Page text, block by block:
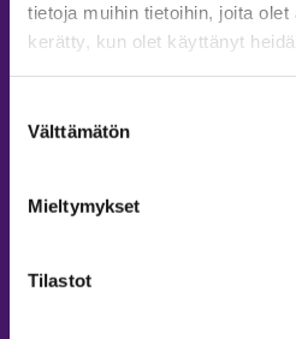
tietoja muihin tietoihin, joita
kerätty, kun olet käyttänyt
valinta
Välttämätön
Mieltymykset
Tilastot
Tiedustelut &